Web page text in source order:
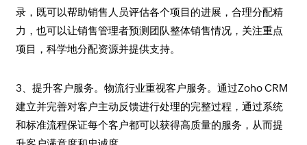
录，既可以帮助销售人员评估各个项目的进展，合理分配精
力，也可以让销售管理者预测团队整体销售情况，关注重点
项目，科学地分配资源并提供支持。
3、提升客户服务。物流行业重视客户服务。通过Zoho CRM
建立并完善对客户主动反馈进行处理的完整过程，通过系统
和标准流程保证每个客户都可以获得高质量的服务，从而提